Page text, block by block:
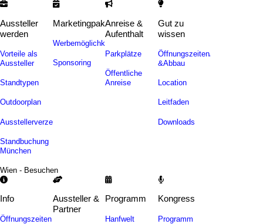
Aussteller
werden
Vorteile als
Aussteller
Standtypen
Outdoorplan
Ausstellerverzeichnis
Standbuchung
München
Marketingpakete
Werbemöglichkeiten
Sponsoring
Anreise &
Aufenthalt
Parkplätze
Öffentliche
Anreise
Gut zu
wissen
Öffnungszeiten/Auf-
&Abbau
Location
Leitfaden
Downloads
Wien - Besuchen
Info
Öffnungszeiten
Aussteller &
Partner
Programm
Hanfwelt
Kongress
Programm